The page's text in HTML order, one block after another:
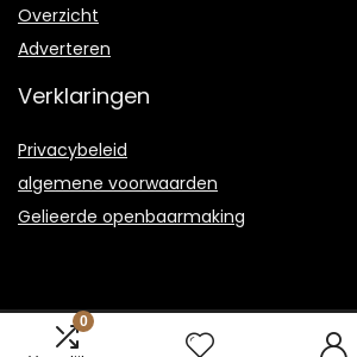
0
Overzicht
Adverteren
Verklaringen
Privacybeleid
algemene voorwaarden
Gelieerde openbaarmaking
2023 © Bambootoys.nl Alle rechten